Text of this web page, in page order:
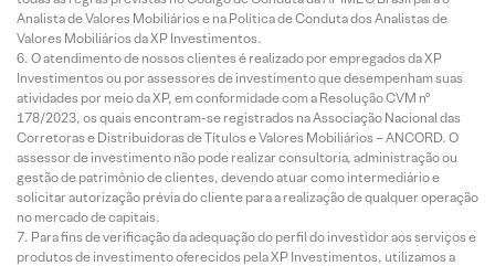
Analista de Valores Mobiliários e na Política de Conduta dos Analistas de
Valores Mobiliários da XP Investimentos.
O atendimento de nossos clientes é realizado por empregados da XP
Investimentos ou por assessores de investimento que desempenham suas
atividades por meio da XP, em conformidade com a Resolução CVM nº
178/2023, os quais encontram-se registrados na Associação Nacional das
Corretoras e Distribuidoras de Títulos e Valores Mobiliários – ANCORD. O
assessor de investimento não pode realizar consultoria, administração ou
gestão de patrimônio de clientes, devendo atuar como intermediário e
solicitar autorização prévia do cliente para a realização de qualquer operação
no mercado de capitais.
Para fins de verificação da adequação do perfil do investidor aos serviços e
produtos de investimento oferecidos pela XP Investimentos, utilizamos a